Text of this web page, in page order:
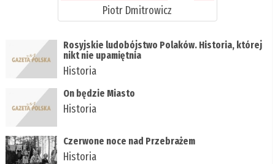
Piotr Dmitrowicz
Rosyjskie ludobójstwo Polaków. Historia, której
nikt nie upamiętnia
Historia
On będzie Miasto
Historia
Czerwone noce nad Przebrażem
Historia